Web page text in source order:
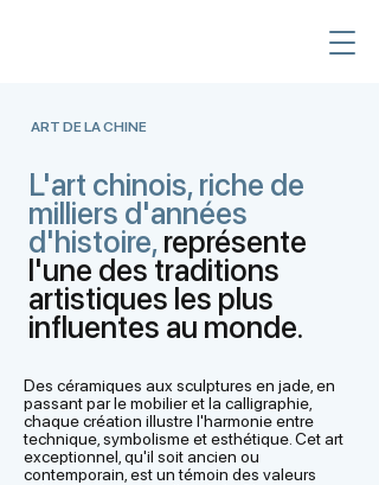
ART DE LA CHINE
L'art chinois, riche de
milliers d'années
d'histoire,représente
l'une des traditions
artistiques les plus
influentes au monde.
Des céramiques aux sculptures en jade, en
passant par le mobilier et la calligraphie,
chaque création illustre l'harmonie entre
technique, symbolisme et esthétique. Cet art
exceptionnel, qu'il soit ancien ou
contemporain, est un témoin des valeurs